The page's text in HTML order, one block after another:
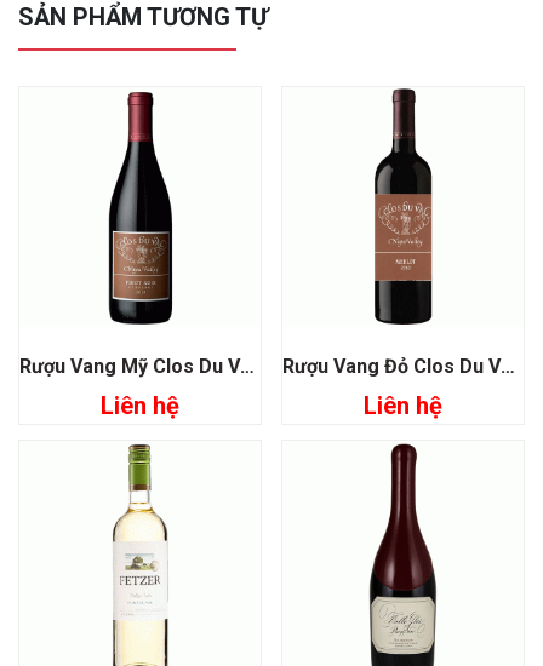
SẢN PHẨM TƯƠNG TỰ
Rượu Vang Mỹ Clos Du Val Napa Valley Pinot Noir
Liên hệ
Rượu Vang Đỏ Clos Du Val Merlot Napa Valley
Liên hệ